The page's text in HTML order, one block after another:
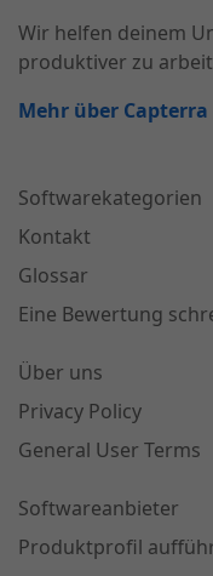
Wir helfen deinem
produktiver zu
Mehr über
Softwarekategorien
Kontakt
Glossar
Eine Bewertung
Über uns
Privacy Policy
General User Terms
Softwareanbieter
Produktprofil